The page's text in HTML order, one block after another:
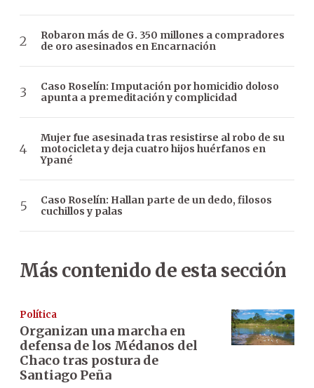
Robaron más de G. 350 millones a compradores
de oro asesinados en Encarnación
Caso Roselín: Imputación por homicidio doloso
apunta a premeditación y complicidad
Mujer fue asesinada tras resistirse al robo de su
motocicleta y deja cuatro hijos huérfanos en
Ypané
Caso Roselín: Hallan parte de un dedo, filosos
cuchillos y palas
Más contenido de esta sección
Política
Organizan una marcha en
defensa de los Médanos del
Chaco tras postura de
Santiago Peña